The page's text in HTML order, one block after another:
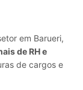
em Barueri,
de RH e
de cargos e